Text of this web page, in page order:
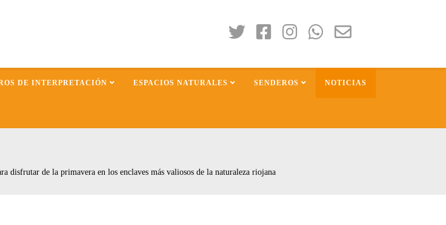
DE INTERPRETACIÓN ESPACIOS NATURALES SENDEROS NOTICIAS
disfrutar de la primavera en los enclaves más valiosos de la naturaleza riojana